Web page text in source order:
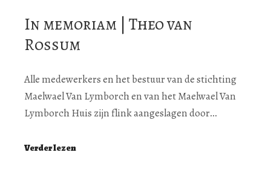
In memoriam | Theo van
Rossum
Alle medewerkers en het bestuur van de stichting
Maelwael Van Lymborch en van het Maelwael Van
Lymborch Huis zijn flink aangeslagen door…
Verder lezen